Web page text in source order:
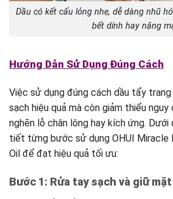
Dầu có kết cấu lỏng nhẹ, dễ dàng nhũ
bết dính hay nặng
Hướng Dẫn Sử Dụng Đúng Cách
Việc sử dụng đúng cách dầu tẩy
sạch hiệu quả mà còn giảm thiểu nguy
nghẽn lỗ chân lông hay kích ứng. Dưới
tiết từng bước sử dụng OHUI Miracle
Oil để đạt hiệu quả tối ưu:
Bước 1: Rửa tay sạch và giữ